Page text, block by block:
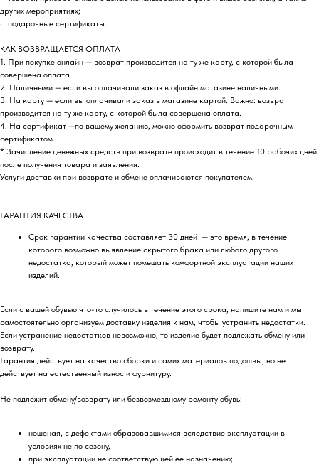
других мероприятиях;
· подарочные сертификаты.
КАК ВОЗВРАЩАЕТСЯ ОПЛАТА
1. При покупке онлайн — возврат производится на ту же карту, с которой была
совершена оплата.
2. Наличными — если вы оплачивали заказ в офлайн магазине наличными.
3. На карту — если вы оплачивали заказ в магазине картой. Важно: возврат
производится на ту же карту, с которой была совершена оплата.
4. На сертификат —по вашему желанию, можно оформить возврат подарочным
сертификатом.
* Зачисление денежных средств при возврате происходит в течение 10 рабочих дней
после получения товара и заявления.
Услуги доставки при возврате и обмене оплачиваются покупателем.
ГАРАНТИЯ КАЧЕСТВА
Срок гарантии качества составляет 30 дней — это время, в течение
которого возможно выявление скрытого брака или любого другого
недостатка, который может помешать комфортной эксплуатации наших
изделий.
Если с вашей обувью что-то случилось в течение этого срока, напишите нам и мы
самостоятельно организуем доставку изделия к нам, чтобы устранить недостатки.
Если устранение недостатков невозможно, то изделие будет подлежать обмену или
возврату.
Гарантия действует на качество сборки и самих материалов подошвы, но не
действует на естественный износ и фурнитуру.
Не подлежит обмену/возврату или безвозмездному ремонту обувь:
ношеная, с дефектами образовавшимися вследствие эксплуатации в
условиях не по сезону,
при эксплуатации не соответствующей ее назначению;